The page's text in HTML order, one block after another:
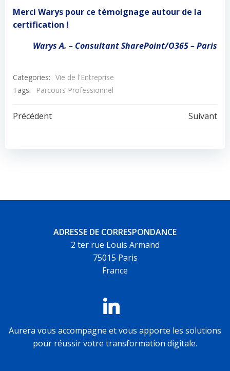
Merci Warys pour ce témoignage autour de la
certification !
Warys A. – Consultant SharePoint/O365 – Paris
Categories: Vie de l'Entreprise
Tags:
Parcours Professionnel
Navigation
de
Précédent
Navigation
de
Suivant
ADRESSE DE CORRESPONDANCE
2 ter rue Louis Armand
75015 Paris
France
Aurera vous accompagne et vous apporte les solutions
pour réussir votre transformation digitale.